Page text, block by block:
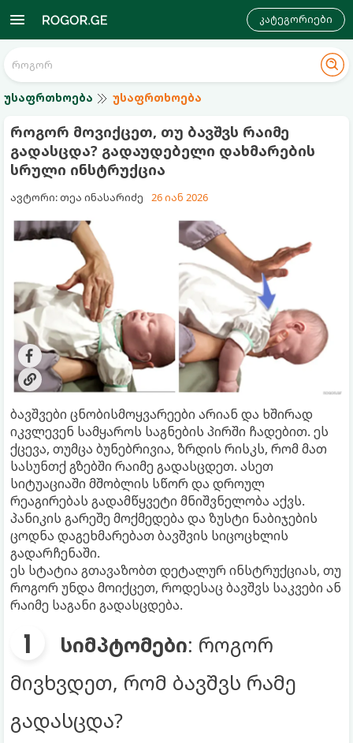
კატეგორიები
უსაფრთხოება უსაფრთხოება
როგორ მოვიქცეთ, თუ ბავშვს რაიმე
გადასცდა? გადაუდებელი დახმარების
სრული ინსტრუქცია
ავტორი: თეა ინასარიძე 26 იან 2026
ბავშვები ცნობისმოყვარეები არიან და ხშირად
იკვლევენ სამყაროს საგნების პირში ჩადებით. ეს
ქცევა, თუმცა ბუნებრივია, ზრდის რისკს, რომ მათ
სასუნთქ გზებში რაიმე გადასცდეთ. ასეთ
სიტუაციაში მშობლის სწორ და დროულ
რეაგირებას გადამწყვეტი მნიშვნელობა აქვს.
პანიკის გარეშე მოქმედება და ზუსტი ნაბიჯების
ცოდნა დაგეხმარებათ ბავშვის სიცოცხლის
გადარჩენაში.
ეს სტატია გთავაზობთ დეტალურ ინსტრუქციას, თუ
როგორ უნდა მოიქცეთ, როდესაც ბავშვს საკვები ან
რაიმე საგანი გადასცდება.
სიმპტომები: როგორ
მივხვდეთ, რომ ბავშვს რამე
გადასცდა?